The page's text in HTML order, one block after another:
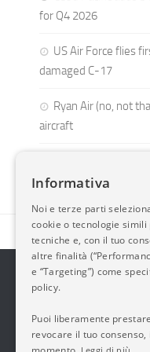
for Q4 2026
US Air Force flies
damaged C-17
Ryan Air (no, not
aircraft
2014-2026 AvioBlog
Questo blog non
periodicità. Non può
7.03.2001.Disclaimer
Informativa
Noi e terze parti
cookie o tecnologie
tecniche e, con il tuo
altre finalità
e “Targeting”) come
policy.
Puoi liberamente
revocare il tuo consenso,